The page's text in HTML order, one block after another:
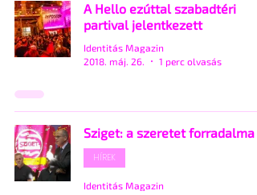
A Hello ezúttal szabadtéri
partival jelentkezett
Identitás Magazin
2018. máj. 26.
1 perc olvasás
Sziget: a szeretet forradalma
HÍREK
Identitás Magazin